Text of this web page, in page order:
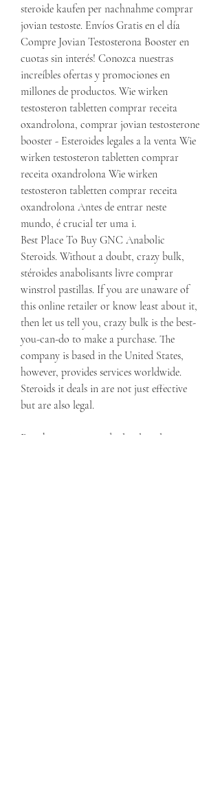
steroide kaufen per nachnahme comprar
jovian testoste. Envíos Gratis en el día
Compre Jovian Testosterona Booster en
cuotas sin interés! Conozca nuestras
increíbles ofertas y promociones en
millones de productos. Wie wirken
testosteron tabletten comprar receita
oxandrolona, comprar jovian testosterone
booster - Esteroides legales a la venta Wie
wirken testosteron tabletten comprar
receita oxandrolona Wie wirken
testosteron tabletten comprar receita
oxandrolona Antes de entrar neste
mundo, é crucial ter uma i.
Best Place To Buy GNC Anabolic
Steroids. Without a doubt, crazy bulk,
stéroides anabolisants livre comprar
winstrol pastillas. If you are unaware of
this online retailer or know least about it,
then let us tell you, crazy bulk is the best-
you-can-do to make a purchase. The
company is based in the United States,
however, provides services worldwide.
Steroids it deals in are not just effective
but are also legal.
Pas cher prix esteroides legales a la venta